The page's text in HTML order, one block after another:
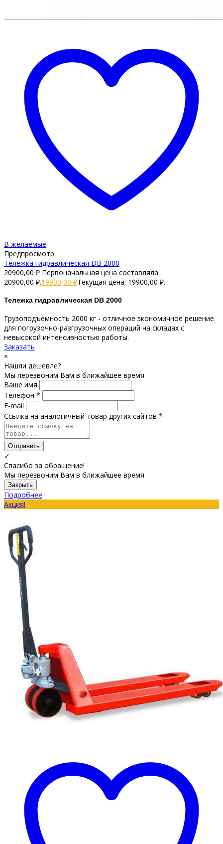
В желаемые
Предпросмотр
Тележка гидравлическая DB 2000
20900,00₽ Первоначальная цена составляла
20900,00 ₽.19900,00 ₽Текущая цена: 19900,00 ₽.
Тележка гидравлическая DB 2000
Грузоподъемность 2000 кг - отличное экономичное решение
для погрузочно-разгрузочных операций на складах с
невысокой интенсивностью работы.
Заказать
×
Нашли дешевле?
Мы перезвоним Вам в ближайшее время.
Ваше имя
Телефон *
E-mail
Ссылка на аналогичный товар других сайтов *
Отправить
✓
Спасибо за обращение!
Мы перезвоним Вам в ближайшее время.
Закрыть
Подробнее
Акция!